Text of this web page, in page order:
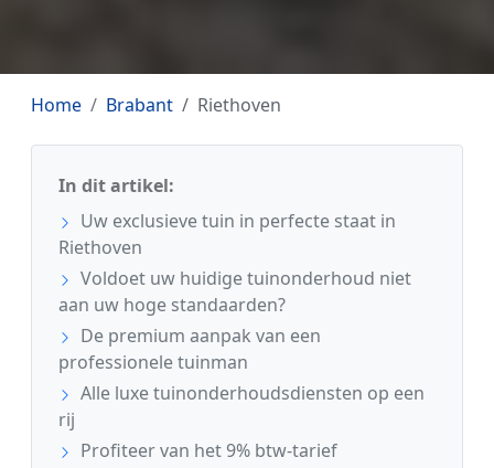
Home Brabant Riethoven
In dit artikel:
Uw exclusieve tuin in perfecte staat in
Riethoven
Voldoet uw huidige tuinonderhoud niet
aan uw hoge standaarden?
De premium aanpak van een
professionele tuinman
Alle luxe tuinonderhoudsdiensten op een
rij
Profiteer van het 9% btw-tarief